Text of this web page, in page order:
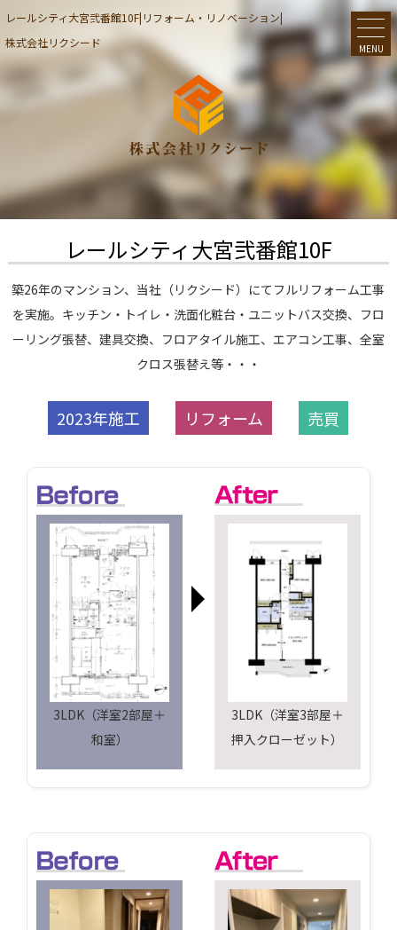
レールシティ大宮弐番館10F|リフォーム・リノベーション|
株式会社リクシード
MENU
レールシティ大宮弐番館10F
築26年のマンション、当社（リクシード）にてフルリフォーム工事
を実施。キッチン・トイレ・洗面化粧台・ユニットバス交換、フロ
ーリング張替、建具交換、フロアタイル施工、エアコン工事、全室
クロス張替え等・・・
2023年施工 リフォーム 売買
3LDK（洋室2部屋＋
和室）
3LDK（洋室3部屋＋
押入クローゼット）